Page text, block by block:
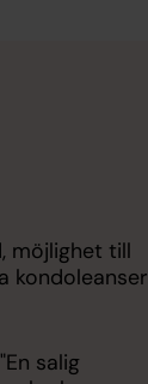
möjlighet till
kondoleanser
salig